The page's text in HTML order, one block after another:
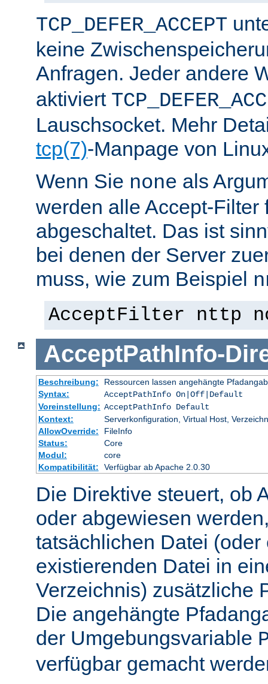
TCP_DEFER_ACCEPT
keine
Anfragen. Jeder andere
aktiviert
Lauschsocket. Mehr
tcp(7)-Manpage von
Wenn Sie none als
werden alle Accept-Filter
abgeschaltet. Das ist
bei denen der Server
muss, wie zum Beispiel
AcceptFilter nttp
AcceptPathInfo-
Beschreibung:
Ressourcen lassen angehängte
Syntax:
AcceptPathInfo On|Off|Default
Voreinstellung: AcceptPathInfo Default
Kontext:
Serverkonfiguration, Virtual Host,
AllowOverride:
FileInfo
Status:
Core
Modul:
core
Kompatibilität:
Verfügbar ab Apache 2.0.30
Die Direktive steuert, ob
oder abgewiesen
tatsächlichen Datei (oder
existierenden Datei in
Verzeichnis) zusätzliche
Die angehängte
der Umgebungsvariable
verfügbar gemacht